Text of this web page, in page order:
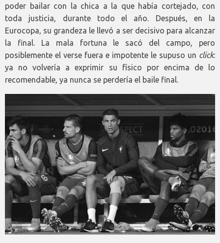
poder bailar con la chica a la que había cortejado, con
toda justicia, durante todo el año. Después, en la
Eurocopa, su grandeza le llevó a ser decisivo para alcanzar
la final. La mala fortuna le sacó del campo, pero
posiblemente el verse fuera e impotente le supuso un click:
ya no volvería a exprimir su físico por encima de lo
recomendable, ya nunca se perdería el baile final.